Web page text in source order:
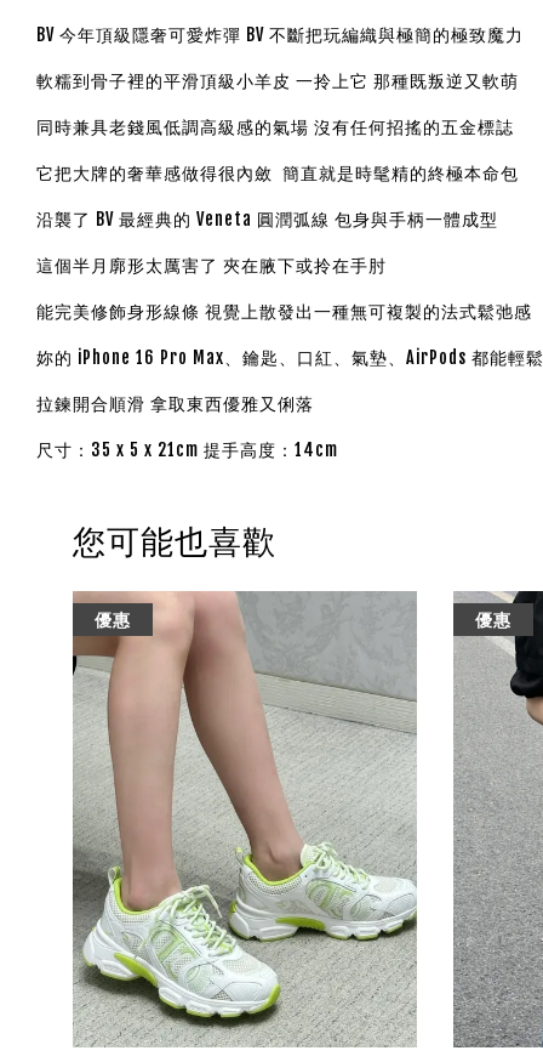
BV 今年頂級隱奢可愛炸彈 BV 不斷把玩編織與極簡的極致魔力
軟糯到骨子裡的平滑頂級小羊皮 一拎上它 那種既叛逆又軟萌
同時兼具老錢風低調高級感的氣場 沒有任何招搖的五金標誌
它把大牌的奢華感做得很內斂 簡直就是時髦精的終極本命包
沿襲了 BV 最經典的 Veneta 圓潤弧線 包身與手柄一體成型
這個半月廓形太厲害了 夾在腋下或拎在手肘
能完美修飾身形線條 視覺上散發出一種無可複製的法式鬆弛感
妳的 iPhone 16 Pro Max、鑰匙、口紅、氣墊、AirPods 都能輕
拉鍊開合順滑 拿取東西優雅又俐落
尺寸：35 x 5 x 21cm 提手高度：14cm
您可能也喜歡
優惠 優惠